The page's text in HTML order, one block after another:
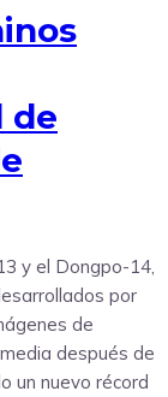
de
y el Dongpo-14,
por
de
después de
un nuevo récord